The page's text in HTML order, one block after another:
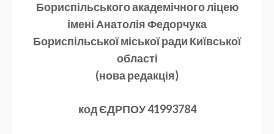
Бориспільськогоакадемічного ліцею
імені Анатолія Федорчука
Бориспільської міської ради Київської
області
(нова редакція)
код ЄДРПОУ41993784